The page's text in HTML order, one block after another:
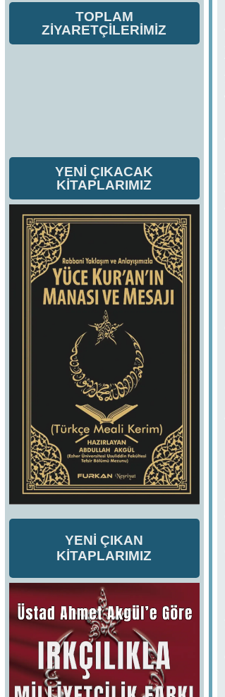
TOPLAM
ZİYARETÇİLERİMİZ
YENİ ÇIKACAK
KİTAPLARIMIZ
YENİ ÇIKAN
KİTAPLARIMIZ